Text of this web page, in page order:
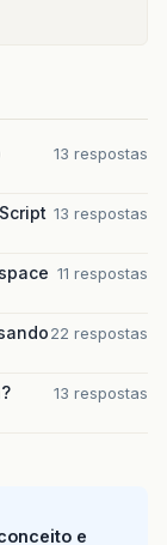
13 respostas
13 respostas
11 respostas
22 respostas
13 respostas
e